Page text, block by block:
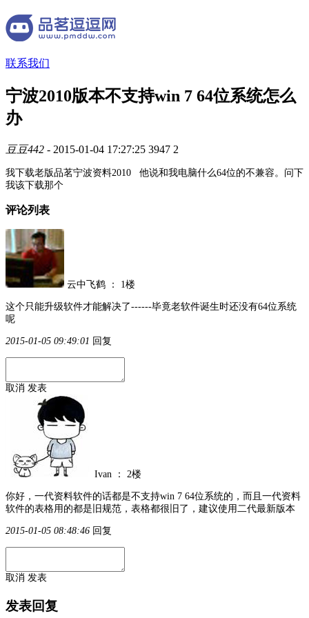
联系我们
宁波2010版本不支持win 7 64位系统怎么
办
豆豆442 - 2015-01-04 17:27:25 3947 2
我下载老版品茗宁波资料2010 他说和我电脑什么64位的不兼容。问下
我该下载那个
评论列表
云中飞鹤 ： 1楼
这个只能升级软件才能解决了------毕竟老软件诞生时还没有64位系统
呢
2015-01-05 09:49:01 回复
取消 发表
Ivan ： 2楼
你好，一代资料软件的话都是不支持win 7 64位系统的，而且一代资料
软件的表格用的都是旧规范，表格都很旧了，建议使用二代最新版本
2015-01-05 08:48:46 回复
取消 发表
发表回复